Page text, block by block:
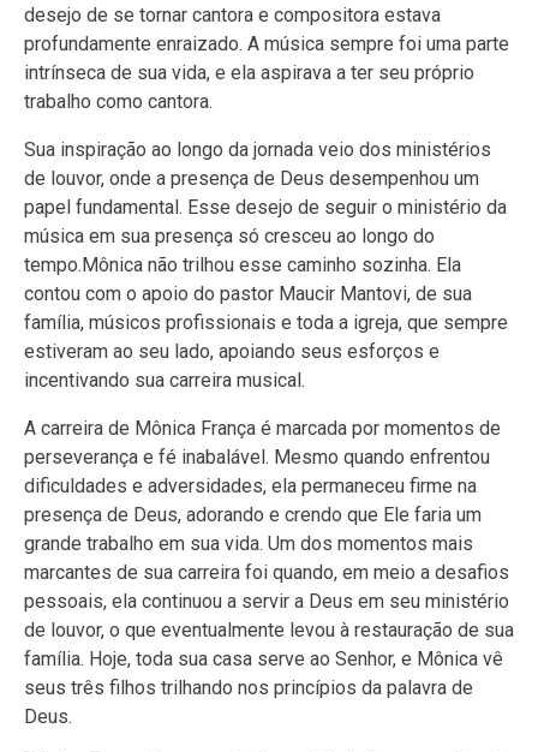
desejo de se tornar cantora e compositora estava
profundamente enraizado. A música sempre foi uma parte
intrínseca de sua vida, e ela aspirava a ter seu próprio
trabalho como cantora.
Sua inspiração ao longo da jornada veio dos ministérios
de louvor, onde a presença de Deus desempenhou um
papel fundamental. Esse desejo de seguir o ministério da
música em sua presença só cresceu ao longo do
tempo.Mônica não trilhou esse caminho sozinha. Ela
contou com o apoio do pastor Maucir Mantovi, de sua
família, músicos profissionais e toda a igreja, que sempre
estiveram ao seu lado, apoiando seus esforços e
incentivando sua carreira musical.
A carreira de Mônica França é marcada por momentos de
perseverança e fé inabalável. Mesmo quando enfrentou
dificuldades e adversidades, ela permaneceu firme na
presença de Deus, adorando e crendo que Ele faria um
grande trabalho em sua vida. Um dos momentos mais
marcantes de sua carreira foi quando, em meio a desafios
pessoais, ela continuou a servir a Deus em seu ministério
de louvor, o que eventualmente levou à restauração de sua
família. Hoje, toda sua casa serve ao Senhor, e Mônica vê
seus três filhos trilhando nos princípios da palavra de
Deus.